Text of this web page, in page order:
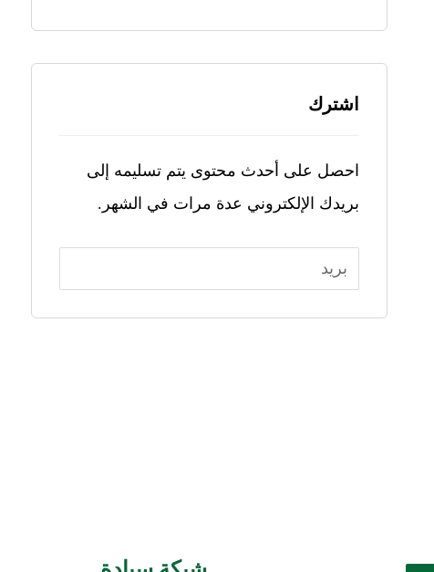
اشترك
احصل على أحدث محتوى يتم تسليمه إلى
بريدك الإلكتروني عدة مرات في الشهر.